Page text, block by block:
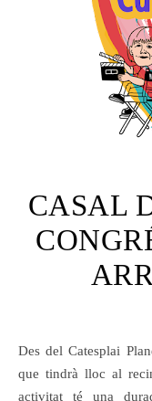
CASAL
Des del Catesplai Planenc us presentem el Casal d’Estiu 2020,
que tindrà lloc al
activitat té una